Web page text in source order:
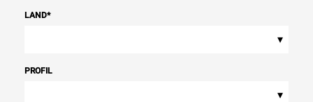
LAND*
▾
PROFIL
▾